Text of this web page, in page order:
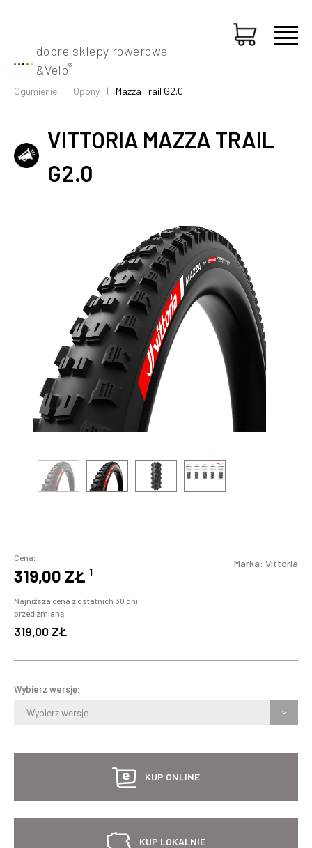
dobre sklepy rowerowe
&Velo®
Ogumienie Opony Mazza Trail G2.0
VITTORIA MAZZA TRAIL
G2.0
Cena:
319,00 ZŁ ¹
Najniższa cena z ostatnich 30 dni
przed zmianą:
319,00 ZŁ
Marka: Vittoria
Wybierz wersję:
Wybierz wersję
KUP ONLINE
KUP LOKALNIE